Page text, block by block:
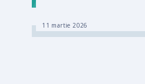
11 martie 2026